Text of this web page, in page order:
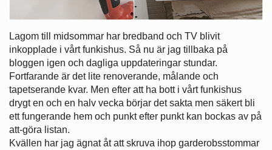
Lagom till midsommar har bredband och TV blivit
inkopplade i vårt funkishus. Så nu är jag tillbaka på
bloggen igen och dagliga uppdateringar stundar.
Fortfarande är det lite renoverande, målande och
tapetserande kvar. Men efter att ha bott i vårt funkishus
drygt en och en halv vecka börjar det sakta men säkert bli
ett fungerande hem och punkt efter punkt kan bockas av på
att-göra listan.
Kvällen har jag ägnat åt att skruva ihop garderobsstommar